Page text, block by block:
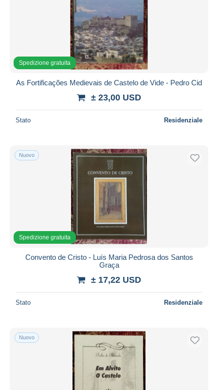
Spedizione gratuita
As Fortificações Medievais de Castelo de Vide - Pedro Cid
± 23,00 USD
Stato Residenziale
Nuovo
Spedizione gratuita
Convento de Cristo - Luís Maria Pedrosa dos Santos
Graça
± 17,22 USD
Stato Residenziale
Nuovo